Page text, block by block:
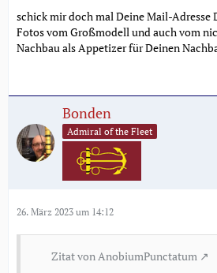
schick mir doch mal Deine Mail-Adresse
Fotos vom Großmodell und auch vom
Nachbau als Appetizer für Deinen
Bonden
Admiral of the Fleet
26. März 2023 um 14:12
Zitat von AnobiumPunctatum